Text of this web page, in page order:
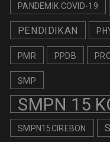
PANDEMIK COVID-19
PENDIDIKAN
PMR PPDB
SMP
SMPN 15
SMPN15CIREBON